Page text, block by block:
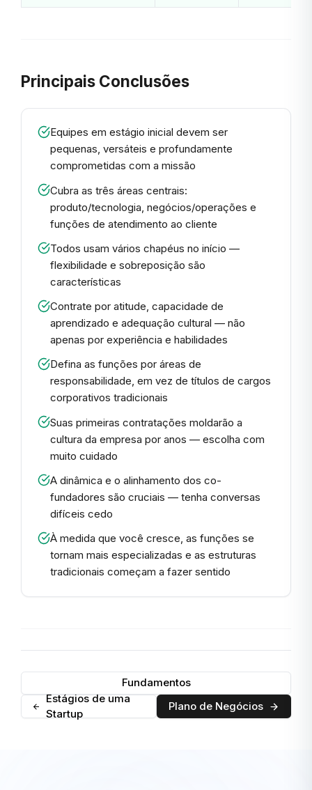
Principais Conclusões
Equipes em estágio inicial devem ser
pequenas, versáteis e profundamente
comprometidas com a missão
Cubra as três áreas centrais:
produto/tecnologia, negócios/operações e
funções de atendimento ao cliente
Todos usam vários chapéus no início —
flexibilidade e sobreposição são
características
Contrate por atitude, capacidade de
aprendizado e adequação cultural — não
apenas por experiência e habilidades
Defina as funções por áreas de
responsabilidade, em vez de títulos de cargos
corporativos tradicionais
Suas primeiras contratações moldarão a
cultura da empresa por anos — escolha com
muito cuidado
A dinâmica e o alinhamento dos co-
fundadores são cruciais — tenha conversas
difíceis cedo
À medida que você cresce, as funções se
tornam mais especializadas e as estruturas
tradicionais começam a fazer sentido
Fundamentos
Estágios de uma
Startup
Plano de Negócios